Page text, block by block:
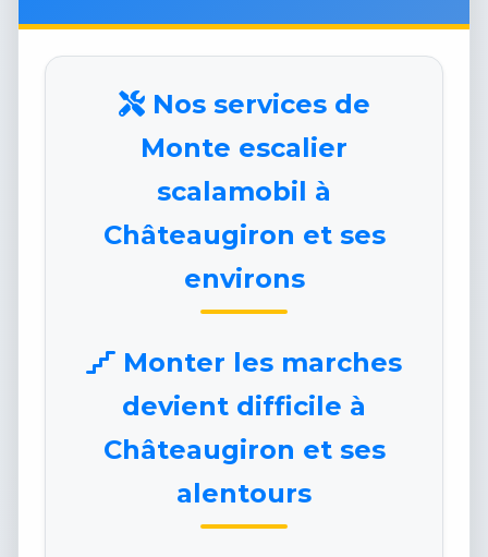
Nos services de
Monte escalier
scalamobil à
Châteaugiron et ses
environs
Monter les marches
devient difficile à
Châteaugiron et ses
alentours